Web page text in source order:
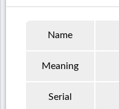
Name
Meaning
Serial